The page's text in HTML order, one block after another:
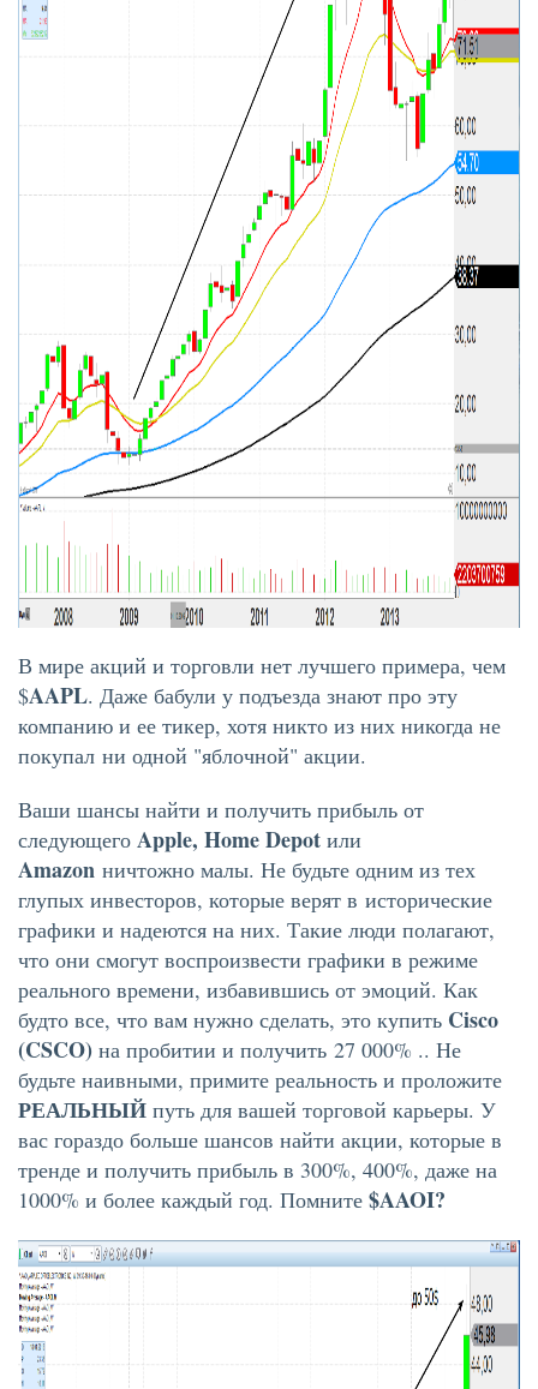
В мире акций и торговли нет лучшего примера, чем
$AAPL. Даже бабули у подъезда знают про эту
компанию и ее тикер, хотя никто из них никогда не
покупал ни одной "яблочной" акции.
Ваши шансы найти и получить прибыль от
следующего Apple, Home Depot или
Amazon ничтожно малы. Не будьте одним из тех
глупых инвесторов, которые верят в исторические
графики и надеются на них. Такие люди полагают,
что они смогут воспроизвести графики в режиме
реального времени, избавившись от эмоций. Как
будто все, что вам нужно сделать, это купить Cisco
(CSCO) на пробитии и получить 27 000% .. Не
будьте наивными, примите реальность и проложите
РЕАЛЬНЫЙ путь для вашей торговой карьеры. У
вас гораздо больше шансов найти акции, которые в
тренде и получить прибыль в 300%, 400%, даже на
1000% и более каждый год. Помните $AAOI?